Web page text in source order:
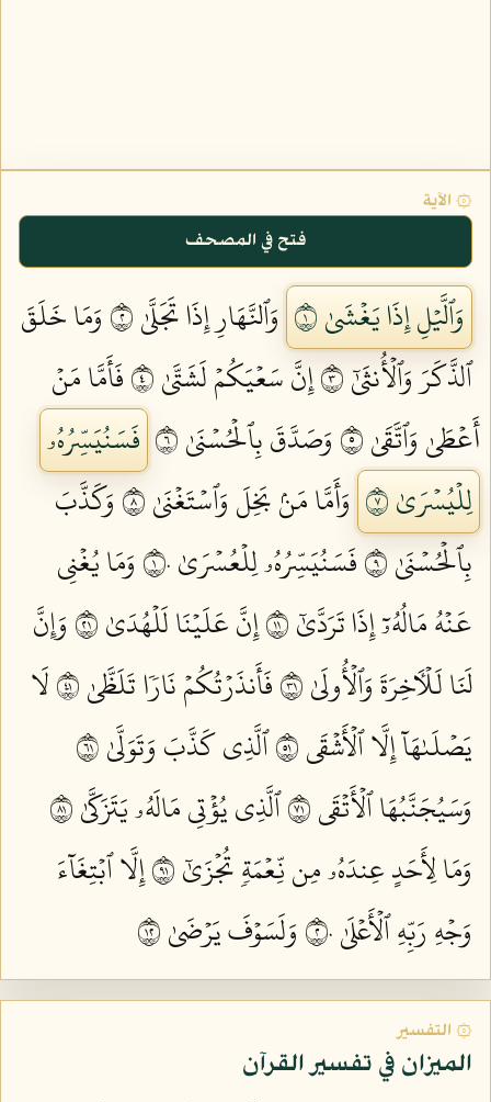
۞ الآية
فتح في المصحف
وَٱلَّيۡلِ إِذَا يَغۡشَىٰ ١ وَٱلنَّهَارِ إِذَا تَجَلَّىٰ ٢
وَمَا خَلَقَ
ٱلذَّكَرَ وَٱلۡأُنثَىٰٓ ٣
إِنَّ سَعۡيَكُمۡ لَشَتَّىٰ ٤
فَأَمَّا مَنۡ
أَعۡطَىٰ وَٱتَّقَىٰ ٥
وَصَدَّقَ بِٱلۡحُسۡنَىٰ ٦
فَسَنُيَسِّرُهُۥ
لِلۡيُسۡرَىٰ ٧
وَأَمَّا مَنۢ بَخِلَ وَٱسۡتَغۡنَىٰ ٨
وَكَذَّبَ
بِٱلۡحُسۡنَىٰ ٩
فَسَنُيَسِّرُهُۥ لِلۡعُسۡرَىٰ ١٠
وَمَا يُغۡنِي
عَنۡهُ مَالُهُۥٓ إِذَا تَرَدَّىٰٓ ١١
إِنَّ عَلَيۡنَا لَلۡهُدَىٰ ١٢
وَإِنَّ
لَنَا لَلۡأٓخِرَةَ وَٱلۡأُولَىٰ ١٣
فَأَنذَرۡتُكُمۡ نَارٗا تَلَظَّىٰ ١٤
لَا
يَصۡلَىٰهَآ إِلَّا ٱلۡأَشۡقَى ١٥
ٱلَّذِي كَذَّبَ وَتَوَلَّىٰ ١٦
وَسَيُجَنَّبُهَا ٱلۡأَتۡقَى ١٧
ٱلَّذِي يُؤۡتِي مَالَهُۥ يَتَزَكَّىٰ ١٨
وَمَا لِأَحَدٍ عِندَهُۥ مِن نِّعۡمَةٖ تُجۡزَىٰٓ ١٩
إِلَّا ٱبۡتِغَآءَ
وَجۡهِ رَبِّهِ ٱلۡأَعۡلَىٰ ٢٠
وَلَسَوۡفَ يَرۡضَىٰ ٢١
۞ التفسير
الميزان في تفسير القرآن